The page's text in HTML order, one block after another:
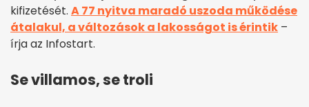
kifizetését. A 77 nyitva maradó uszoda működése
átalakul, a változások a lakosságot is érintik –
írja az Infostart.
Se villamos, se troli